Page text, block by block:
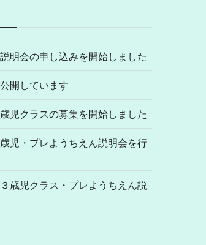
明会の申し込みを開始しました
開しています
児クラスの募集を開始しました
児・プレようちえん説明会を行
歳児クラス・プレようちえん説